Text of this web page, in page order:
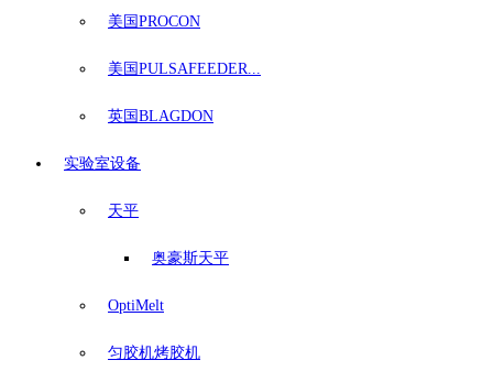
美国PROCON
美国PULSAFEEDER...
英国BLAGDON
实验室设备
天平
奥豪斯天平
OptiMelt
匀胶机烤胶机